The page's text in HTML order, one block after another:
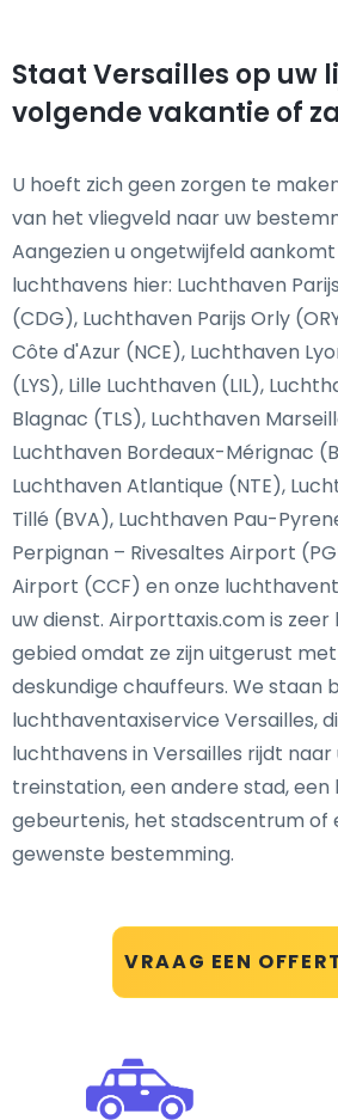
VRAAG EEN
Staat Versailles op uw
volgende vakantie of
U hoeft zich geen zorgen te
van het vliegveld naar uw
Aangezien u ongetwijfeld aankomt
luchthavens hier: Luchthaven
(CDG), Luchthaven Parijs Orly
Côte d'Azur (NCE), Luchthaven
(LYS), Lille Luchthaven (LIL),
Blagnac (TLS), Luchthaven
Luchthaven Bordeaux-Mérignac
Luchthaven Atlantique (NTE),
Tillé (BVA), Luchthaven Pau-
Perpignan – Rivesaltes Airport
Airport (CCF) en onze
uw dienst. Airporttaxis.com is
gebied omdat ze zijn uitgerust
deskundige chauffeurs. We staan
luchthaventaxiservice Versailles,
luchthavens in Versailles rijdt naar
treinstation, een andere stad, een
gebeurtenis, het stadscentrum of
gewenste bestemming.